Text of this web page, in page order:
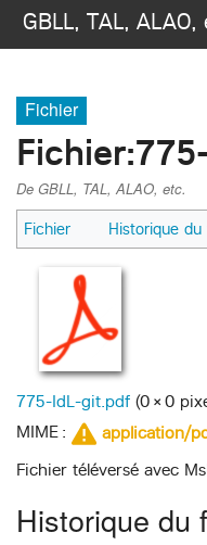
GBLL, TAL, ALAO,
Imprimer / exporter
Fichier
Fichier:
De GBLL, TAL, ALAO, etc.
Fichier Historique
775-IdL-git.pdf (0 × 0
MIME :
application/
Fichier téléversé avec
Historique du